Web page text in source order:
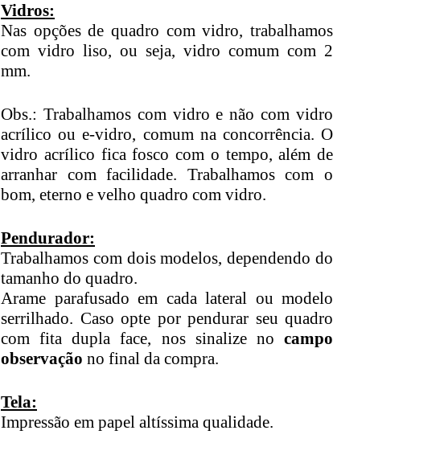
Vidros:
Nas opções de quadro com vidro, trabalhamos
com vidro liso, ou seja, vidro comum com 2
mm.
Obs.: Trabalhamos com vidro e não com vidro
acrílico ou e-vidro, comum na concorrência. O
vidro acrílico fica fosco com o tempo, além de
arranhar com facilidade. Trabalhamos com o
bom, eterno e velho quadro com vidro.
Pendurador:
Trabalhamos com dois modelos, dependendo do
tamanho do quadro.
Arame parafusado em cada lateral ou modelo
serrilhado. Caso opte por pendurar seu quadro
com fita dupla face, nos sinalize no campo
observação no final da compra.
Tela:
Impressão em papel altíssima qualidade.